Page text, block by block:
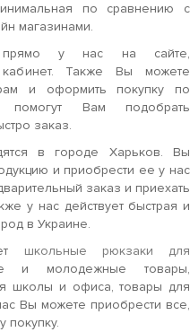
по сравнению с
магазинами.
прямо у нас на сайте,
кабинет. Также Вы можете
и оформить покупку по
Вам подобрать
заказ.
в городе Харьков. Вы
и приобрести ее у нас
заказ и приехать
у нас действует быстрая и
в Украине.
школьные рюкзаки для
и молодежные товары,
школы и офиса, товары для
Вы можете приобрести все,
покупку.